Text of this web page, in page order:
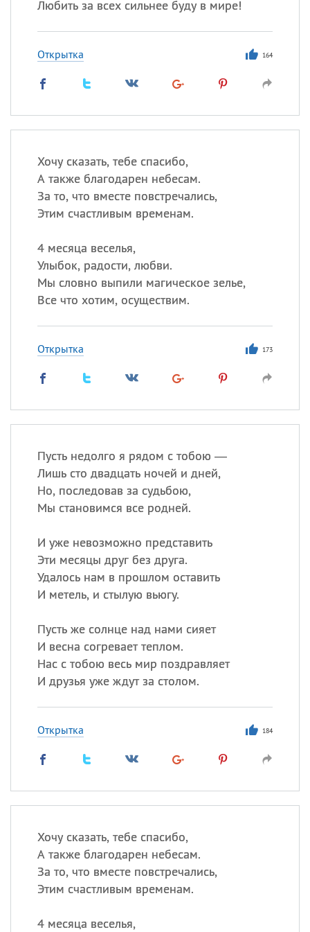
Любить за всех сильнее буду в мире!
Открытка 164
Хочу сказать, тебе спасибо,
А также благодарен небесам.
За то, что вместе повстречались,
Этим счастливым временам.
4 месяца веселья,
Улыбок, радости, любви.
Мы словно выпили магическое зелье,
Все что хотим, осуществим.
Открытка 173
Пусть недолго я рядом с тобою —
Лишь сто двадцать ночей и дней,
Но, последовав за судьбою,
Мы становимся все родней.
И уже невозможно представить
Эти месяцы друг без друга.
Удалось нам в прошлом оставить
И метель, и стылую вьюгу.
Пусть же солнце над нами сияет
И весна согревает теплом.
Нас с тобою весь мир поздравляет
И друзья уже ждут за столом.
Открытка 184
Хочу сказать, тебе спасибо,
А также благодарен небесам.
За то, что вместе повстречались,
Этим счастливым временам.
4 месяца веселья,